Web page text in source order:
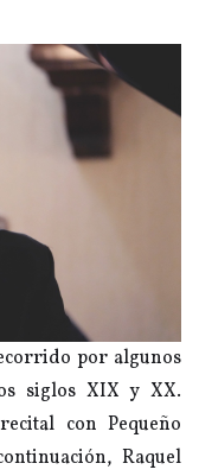
por algunos
siglos XIX y XX.
con Pequeño
Raquel